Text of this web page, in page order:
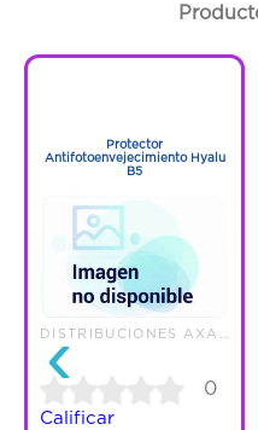
‹
Protector
Antifotoenvejecimiento Hyalu
B5
DISTRIBUCIONES AXA S.A.S.
0
Calificar